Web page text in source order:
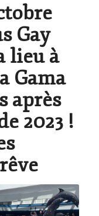
Gay
lieu à
Gama
après
2023 !